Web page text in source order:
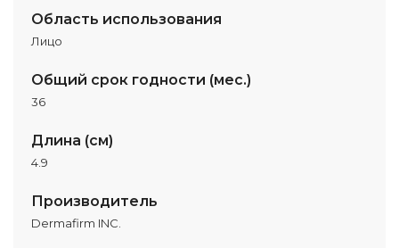
Область использования
Лицо
Общий срок годности (мес.)
36
Длина (см)
4.9
Производитель
Dermafirm INC.